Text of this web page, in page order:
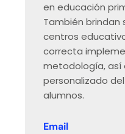
en educación
También
centros
correcta
metodología, así
personalizado
alumnos.
Email